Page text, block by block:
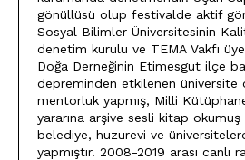
gönüllüsü olup festivalde aktif
Sosyal Bilimler Üniversitesinin
denetim kurulu ve TEMA Vakfı
Doğa Derneğinin Etimesgut ilçe
depreminden etkilenen üniversite
mentorluk yapmış, Milli
yararına arşive sesli kitap okumuş
belediye, huzurevi ve
yapmıştır. 2008-2019 arası canlı